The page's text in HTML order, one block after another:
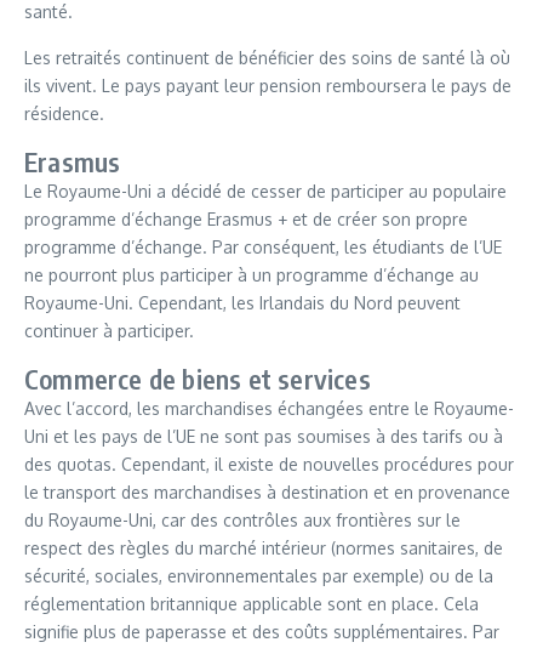
santé.
Les retraités continuent de bénéficier des soins de santé là où
ils vivent. Le pays payant leur pension remboursera le pays de
résidence.
Erasmus
Le Royaume-Uni a décidé de cesser de participer au populaire
programme d’échange Erasmus + et de créer son propre
programme d’échange. Par conséquent, les étudiants de l’UE
ne pourront plus participer à un programme d’échange au
Royaume-Uni. Cependant, les Irlandais du Nord peuvent
continuer à participer.
Commerce de biens et services
Avec l’accord, les marchandises échangées entre le Royaume-
Uni et les pays de l’UE ne sont pas soumises à des tarifs ou à
des quotas. Cependant, il existe de nouvelles procédures pour
le transport des marchandises à destination et en provenance
du Royaume-Uni, car des contrôles aux frontières sur le
respect des règles du marché intérieur (normes sanitaires, de
sécurité, sociales, environnementales par exemple) ou de la
réglementation britannique applicable sont en place. Cela
signifie plus de paperasse et des coûts supplémentaires. Par